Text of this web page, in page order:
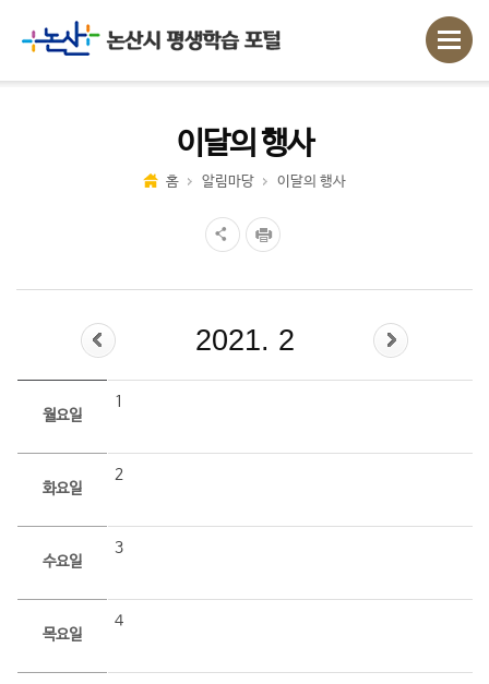
이달의 행사
홈 알림마당 이달의 행사
2021. 2
월요일
1
화요일
2
수요일
3
목요일
4